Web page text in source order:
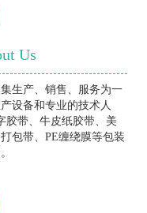
Us
生产、销售、服务为一
设备和专业的技术人
胶带、牛皮纸胶带、美
包带、PE缠绕膜等包装